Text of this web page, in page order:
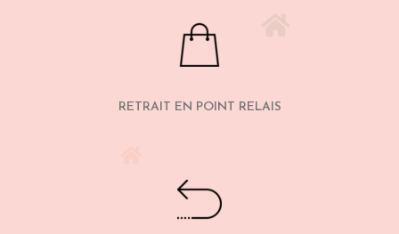
RETRAIT EN POINT RELAIS